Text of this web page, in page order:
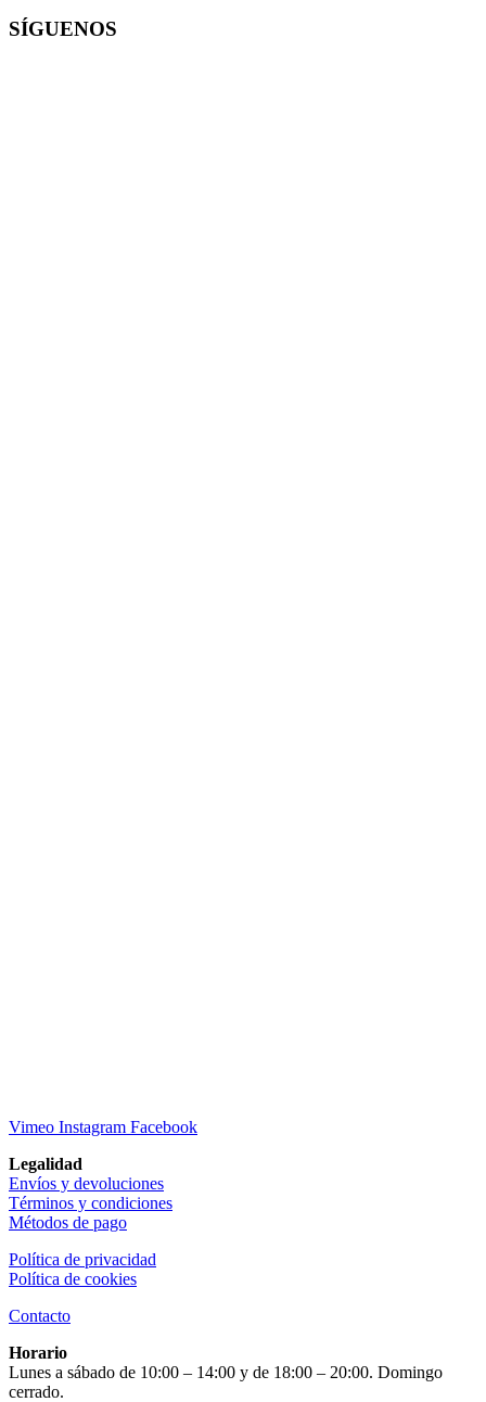
SÍGUENOS
Vimeo Instagram Facebook
Legalidad
Envíos y devoluciones
Términos y condiciones
Métodos de pago
Política de privacidad
Política de cookies
Contacto
Horario
Lunes a sábado de 10:00 – 14:00 y de 18:00 – 20:00. Domingo
cerrado.